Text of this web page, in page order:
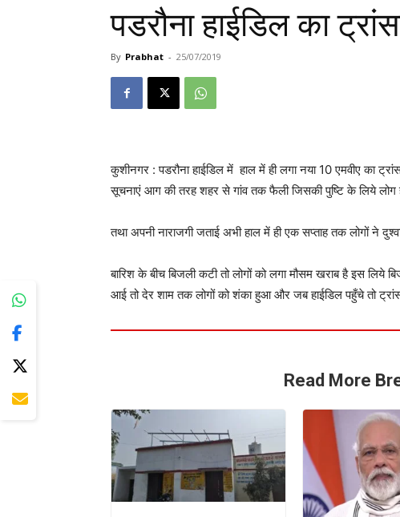
पडरौना हाईडिल का
By Prabhat - 25/07/2019
कुशीनगर : पडरौना हाईडिल में हाल में ही लगा नया 10 एमवीए का
सूचनाएं आग की तरह शहर से गांव तक फैली जिसकी पुष्टि के लिये लोग
तथा अपनी नाराजगी जताई अभी हाल में ही एक सप्ताह तक लोगों ने
बारिश के बीच बिजली कटी तो लोगों को लगा मौसम खराब है इस
आई तो देर शाम तक लोगों को शंका हुआ और जब हाईडिल पहुँचे तो
Read More